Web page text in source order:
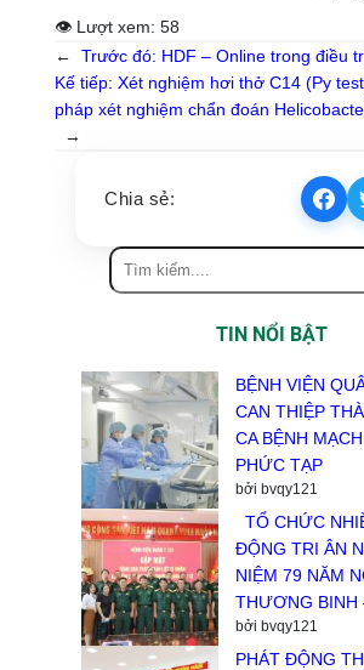
👁 Lượt xem: 58
←
Trước đó: HDF – Online trong điều
Kế tiếp: Xét nghiệm hơi thở C14 (Py
pháp xét nghiệm chẩn đoán
→
Chia sẻ:
TIN NỔI BẬT
BỆNH VIỆN
CAN THIỆP
CA BỆNH
PHỨC TẠP
bởi bvqy121
TỔ CHỨC
ĐỘNG TRI ÂN
NIỆM 79 NĂM
THƯƠNG BINH
bởi bvqy121
PHÁT ĐỘNG